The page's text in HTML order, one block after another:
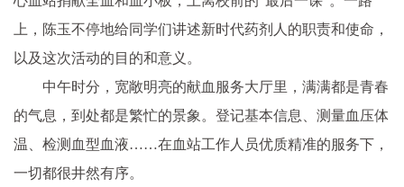
上，陈玉不停地给同学们讲述新时代药剂人的职责和使命，
以及这次活动的目的和意义。
中午时分，宽敞明亮的献血服务大厅里，满满都是青春
的气息，到处都是繁忙的景象。登记基本信息、测量血压体
温、检测血型血液……在血站工作人员优质精准的服务下，
一切都很井然有序。